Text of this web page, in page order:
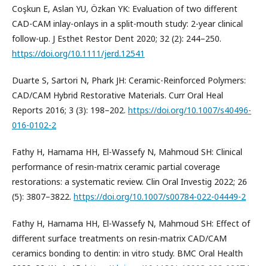
Coşkun E, Aslan YU, Özkan YK: Evaluation of two different
CAD-CAM inlay-onlays in a split-mouth study: 2-year clinical
follow-up. J Esthet Restor Dent 2020; 32 (2): 244–250.
https://doi.org/10.1111/jerd.12541
Duarte S, Sartori N, Phark JH: Ceramic-Reinforced Polymers:
CAD/CAM Hybrid Restorative Materials. Curr Oral Heal
Reports 2016; 3 (3): 198–202. https://doi.org/10.1007/s40496-
016-0102-2
Fathy H, Hamama HH, El-Wassefy N, Mahmoud SH: Clinical
performance of resin-matrix ceramic partial coverage
restorations: a systematic review. Clin Oral Investig 2022; 26
(5): 3807–3822. https://doi.org/10.1007/s00784-022-04449-2
Fathy H, Hamama HH, El-Wassefy N, Mahmoud SH: Effect of
different surface treatments on resin-matrix CAD/CAM
ceramics bonding to dentin: in vitro study. BMC Oral Health